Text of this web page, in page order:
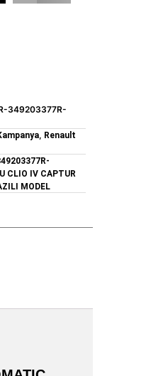
349203377R-
, Renault
CLIO IV CAPTUR
MODEL